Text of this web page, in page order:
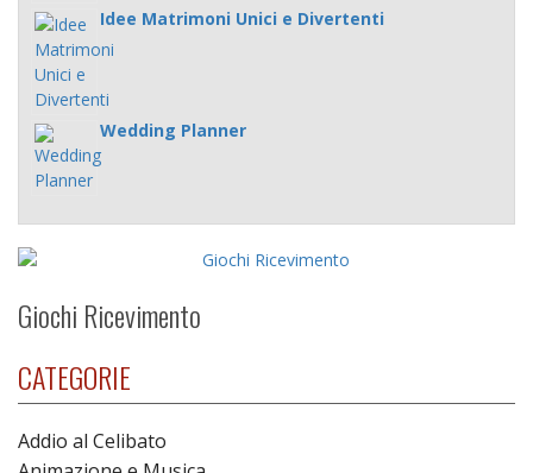
Idee Matrimoni Unici e Divertenti
Wedding Planner
Giochi Ricevimento
CATEGORIE
Addio al Celibato